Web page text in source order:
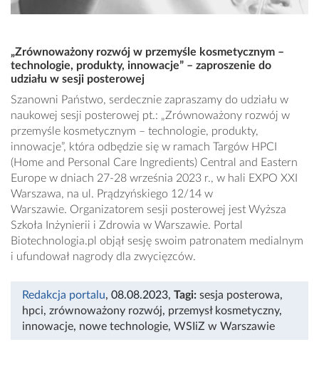
„Zrównoważony rozwój w przemyśle kosmetycznym –
technologie, produkty, innowacje” – zaproszenie do
udziału w sesji posterowej
Szanowni Państwo, serdecznie zapraszamy do udziału w
naukowej sesji posterowej pt.: „Zrównoważony rozwój w
przemyśle kosmetycznym – technologie, produkty,
innowacje”, która odbędzie się w ramach Targów HPCI
(Home and Personal Care Ingredients) Central and Eastern
Europe w dniach 27-28 września 2023 r., w hali EXPO XXI
Warszawa, na ul. Prądzyńskiego 12/14 w
Warszawie. Organizatorem sesji posterowej jest Wyższa
Szkoła Inżynierii i Zdrowia w Warszawie. Portal
Biotechnologia.pl objął sesję swoim patronatem medialnym
i ufundował nagrody dla zwycięzców.
Redakcja portalu, 08.08.2023, Tagi: sesja posterowa,
hpci, zrównoważony rozwój, przemysł kosmetyczny,
innowacje, nowe technologie, WSIiZ w Warszawie